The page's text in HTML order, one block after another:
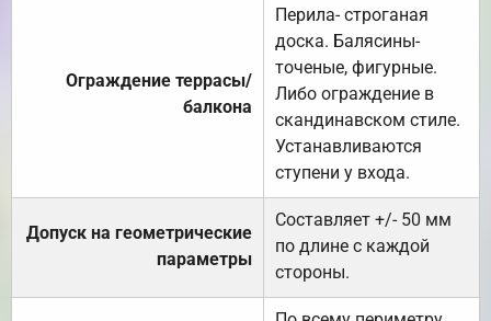
Ограждение террасы/
балкона
Перила- строганая
доска. Балясины-
точеные, фигурные.
Либо ограждение в
скандинавском стиле.
Устанавливаются
ступени у входа.
Допуск на геометрические
параметры
Составляет +/- 50 мм
по длине с каждой
стороны.